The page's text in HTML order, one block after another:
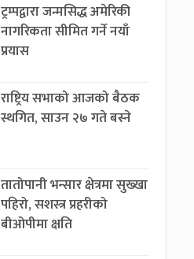
ट्रम्पद्वारा जन्मसिद्ध अमेरिकी
नागरिकता सीमित गर्ने नयाँ
प्रयास
राष्ट्रिय सभाको आजको बैठक
स्थगित, साउन २७ गते बस्ने
तातोपानी भन्सार क्षेत्रमा सुख्खा
पहिरो, सशस्त्र प्रहरीको
बीओपीमा क्षति